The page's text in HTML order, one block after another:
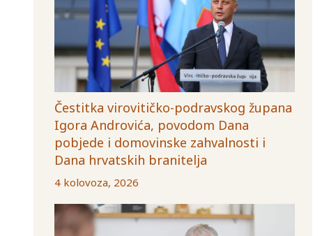
Čestitka virovitičko-podravskog župana
Igora Androvića, povodom Dana
pobjede i domovinske zahvalnosti i
Dana hrvatskih branitelja
4 kolovoza, 2026